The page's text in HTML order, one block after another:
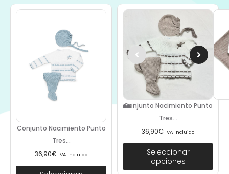
Conjunto Nacimiento Punto
Tres...
36,90€ IVA Incluido
Conjunto Nacimiento Punto
Tres...
36,90€ IVA Incluido
Seleccionar
opciones